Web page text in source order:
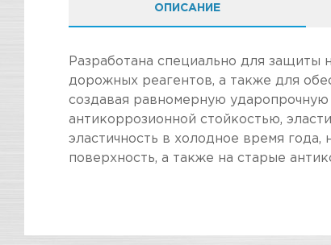
ОПИСАНИЕ
Разработана специально для защиты
дорожных реагентов, а также для
создавая равномерную
антикоррозионной стойкостью,
эластичность в холодное время
поверхность, а также на старые
Стоимость в интернет-магазине